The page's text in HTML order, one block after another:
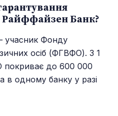
Райффайзен Банк?
учасник Фонду
осіб (ФГВФО). З 1
покриває до 600 000
в одному банку у разі